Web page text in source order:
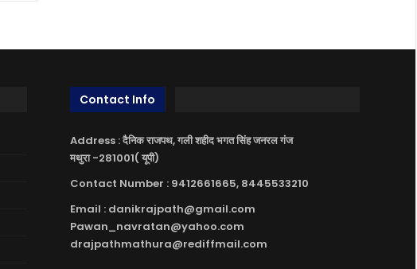
Contact Info
Address : दैनिक राजपथ, गली शहीद भगत सिंह जनरल गंज
मथुरा -281001( यूपी)
Contact Number : 9412661665, 8445533210
Email : danikrajpath@gmail.com
Pawan_navratan@yahoo.com
drajpathmathura@rediffmail.com